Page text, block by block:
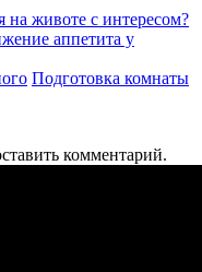
животе с интересом?
аппетита у
Подготовка комнаты
комментарий.